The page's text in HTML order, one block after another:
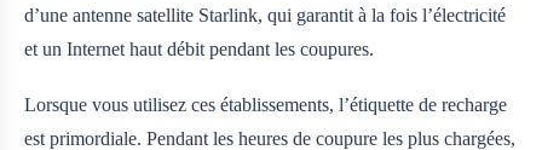
d’une antenne satellite Starlink, qui garantit à la fois l’électricité
et un Internet haut débit pendant les coupures.
Lorsque vous utilisez ces établissements, l’étiquette de recharge
est primordiale. Pendant les heures de coupure les plus chargées,